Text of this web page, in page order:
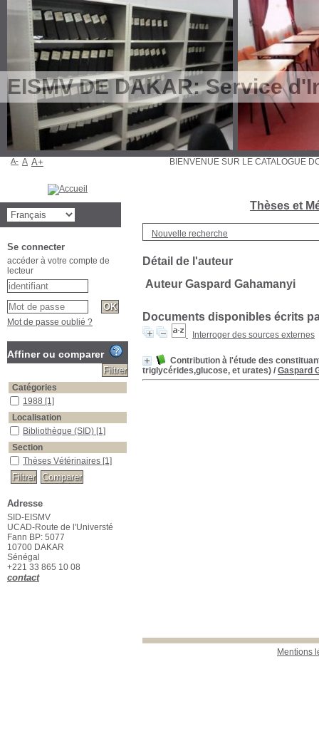
EISMV DE DAKAR: Service
Thèses et
Nouvelle recherche
Détail de l'auteur
Auteur Gaspard Gahamanyi
Documents disponibles écrits
Interroger des sources externes
Contribution à l'étude des
triglycérides,glucose, et urates) / Gaspard
Mentions
BIENVENUE SUR LE
A- A A+
Se connecter
accéder à votre compte de
lecteur
Mot de passe oublié ?
Affiner ou comparer
Catégories
1988 [1]
Localisation
Bibliothèque (SID) [1]
Section
Thèses Vétérinaires [1]
Adresse
SID-EISMV
UCAD-Route de l'Universté
Fann BP: 5077
10700 DAKAR
Sénégal
+221 33 865 10 08
contact